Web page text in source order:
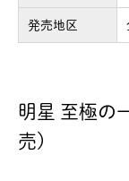
発売地区
明星 至極の
売)